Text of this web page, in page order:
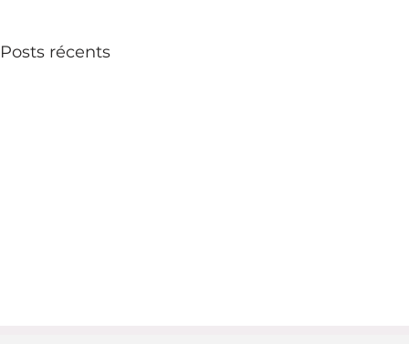
Posts récents